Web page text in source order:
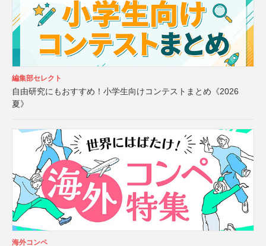
編集部セレクト
自由研究にもおすすめ！小学生向けコンテストまとめ《2026
夏》
海外コンペ